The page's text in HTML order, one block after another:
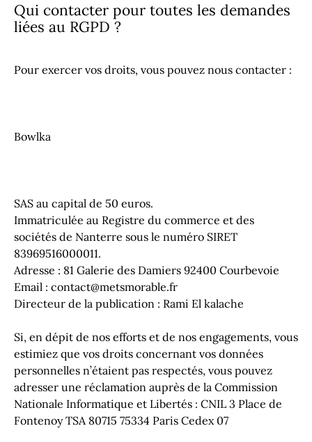
Qui contacter pour toutes les demandes
liées au RGPD ?
Pour exercer vos droits, vous pouvez nous contacter :
Bowlka
SAS au capital de 50 euros.
Immatriculée au Registre du commerce et des
sociétés de Nanterre sous le numéro SIRET
83969516000011.
Adresse : 81 Galerie des Damiers 92400 Courbevoie
Email : contact@metsmorable.fr
Directeur de la publication : Rami El kalache
Si, en dépit de nos efforts et de nos engagements, vous
estimiez que vos droits concernant vos données
personnelles n’étaient pas respectés, vous pouvez
adresser une réclamation auprès de la Commission
Nationale Informatique et Libertés : CNIL 3 Place de
Fontenoy TSA 80715 75334 Paris Cedex 07